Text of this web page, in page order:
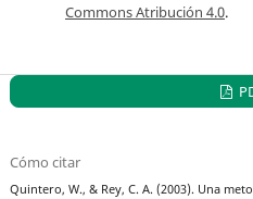
Commons Atribución 4.0.
Cómo citar
Quintero, W., & Rey, C. A. (2003). Una